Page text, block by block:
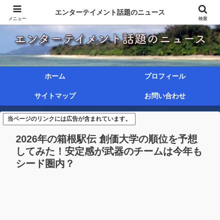
ホーム プロフィール
サイトマップ お問い合わせ
当ページのリンクには広告が含まれています。
2026年の箱根駅伝 創価大学の順位を予想
してみた！安定感が武器のチームは今年も
シード圏内？
メニュー
エンターテイメント話題のニュース
検索